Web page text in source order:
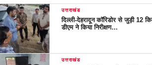
उत्तराखंड
दिल्ली-देहरादून कॉरिडोर से जुड़ी 12
डीएम ने किया निरीक्षण…
उत्तराखंड